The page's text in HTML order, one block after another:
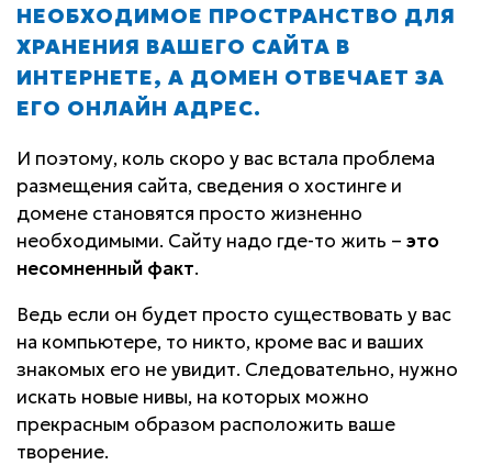
НЕОБХОДИМОЕ ПРОСТРАНСТВО ДЛЯ
ХРАНЕНИЯ ВАШЕГО САЙТА В
ИНТЕРНЕТЕ, А ДОМЕН ОТВЕЧАЕТ ЗА
ЕГО ОНЛАЙН АДРЕС.
И поэтому, коль скоро у вас встала проблема
размещения сайта, сведения о хостинге и
домене становятся просто жизненно
необходимыми. Сайту надо где-то жить – это
несомненный факт.
Ведь если он будет просто существовать у вас
на компьютере, то никто, кроме вас и ваших
знакомых его не увидит. Следовательно, нужно
искать новые нивы, на которых можно
прекрасным образом расположить ваше
творение.